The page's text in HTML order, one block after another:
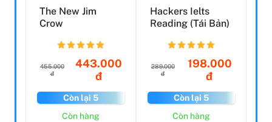
The New Jim
Crow
455.000
đ
443.000
đ
Còn lại 5
Còn hàng
Hackers Ielts
Reading (Tái Bản)
289.000
đ
198.000
đ
Còn lại 5
Còn hàng